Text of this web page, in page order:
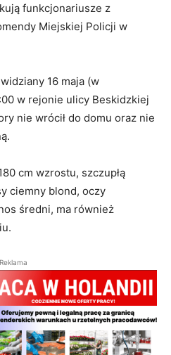
funkcjonariusze z
Miejskiej Policji w
16 maja (w
w rejonie ulicy Beskidzkiej
nie wrócił do domu oraz nie
cm wzrostu, szczupłą
ciemny blond, oczy
średni, ma również
Reklama